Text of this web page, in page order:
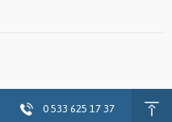
0 533 625 17 37